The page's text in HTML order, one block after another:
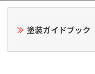
塗装ガイドブック